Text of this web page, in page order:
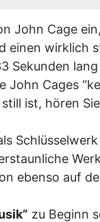
John Cage
einen wirklich
Sekunden
John Cages
ist, hören
ebenso auf
zu Beginn